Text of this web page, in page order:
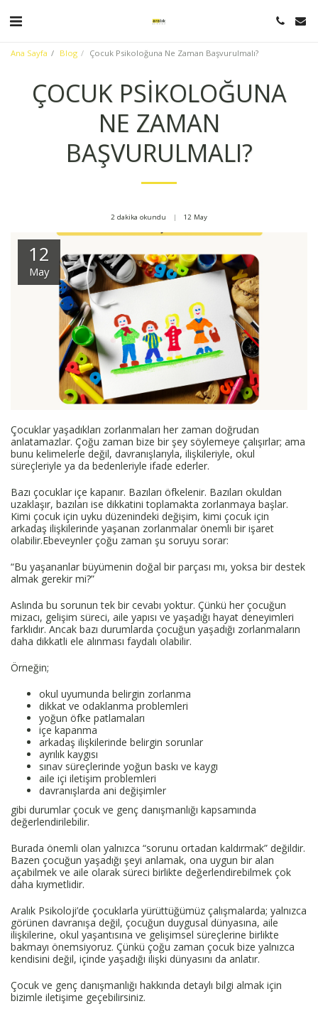
Ana Sayfa Blog Çocuk Psikoloğuna Ne Zaman Başvurulmalı?
ÇOCUK PSIKOLOĞUNA
NE ZAMAN
BAŞVURULMALI?
2 dakika okundu 12 May
12
May
Çocuklar yaşadıkları zorlanmaları her zaman doğrudan
anlatamazlar. Çoğu zaman bize bir şey söylemeye çalışırlar; ama
bunu kelimelerle değil, davranışlarıyla, ilişkileriyle, okul
süreçleriyle ya da bedenleriyle ifade ederler.
Bazı çocuklar içe kapanır. Bazıları öfkelenir. Bazıları okuldan
uzaklaşır, bazıları ise dikkatini toplamakta zorlanmaya başlar.
Kimi çocuk için uyku düzenindeki değişim, kimi çocuk için
arkadaş ilişkilerinde yaşanan zorlanmalar önemli bir işaret
olabilir.Ebeveynler çoğu zaman şu soruyu sorar:
“Bu yaşananlar büyümenin doğal bir parçası mı, yoksa bir destek
almak gerekir mi?”
Aslında bu sorunun tek bir cevabı yoktur. Çünkü her çocuğun
mizacı, gelişim süreci, aile yapısı ve yaşadığı hayat deneyimleri
farklıdır. Ancak bazı durumlarda çocuğun yaşadığı zorlanmaların
daha dikkatli ele alınması faydalı olabilir.
Örneğin;
okul uyumunda belirgin zorlanma
dikkat ve odaklanma problemleri
yoğun öfke patlamaları
içe kapanma
arkadaş ilişkilerinde belirgin sorunlar
ayrılık kaygısı
sınav süreçlerinde yoğun baskı ve kaygı
aile içi iletişim problemleri
davranışlarda ani değişimler
gibi durumlar çocuk ve genç danışmanlığı kapsamında
değerlendirilebilir.
Burada önemli olan yalnızca “sorunu ortadan kaldırmak” değildir.
Bazen çocuğun yaşadığı şeyi anlamak, ona uygun bir alan
açabilmek ve aile olarak süreci birlikte değerlendirebilmek çok
daha kıymetlidir.
Aralık Psikoloji’de çocuklarla yürüttüğümüz çalışmalarda; yalnızca
görünen davranışa değil, çocuğun duygusal dünyasına, aile
ilişkilerine, okul yaşantısına ve gelişimsel süreçlerine birlikte
bakmayı önemsiyoruz. Çünkü çoğu zaman çocuk bize yalnızca
kendisini değil, içinde yaşadığı ilişki dünyasını da anlatır.
Çocuk ve genç danışmanlığı hakkında detaylı bilgi almak için
bizimle iletişime geçebilirsiniz.